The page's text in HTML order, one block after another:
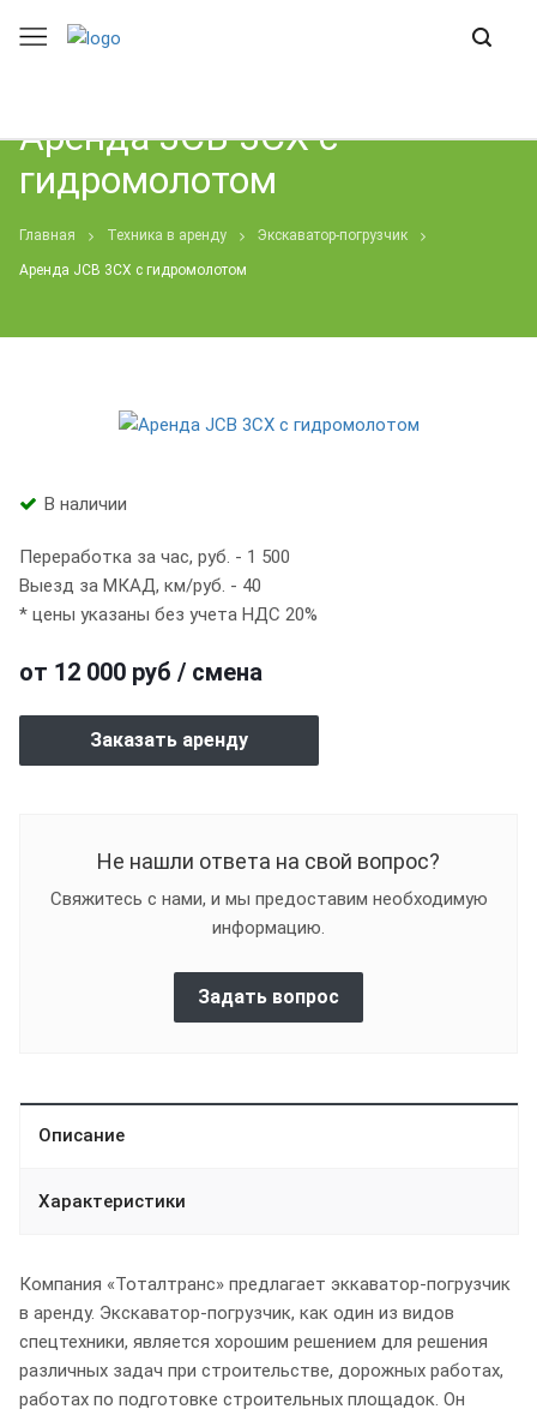
Аренда JCB 3CX с
гидромолотом
Главная Техника в аренду Экскаватор-погрузчик
Аренда JCB 3CX с гидромолотом
В наличии
Переработка за час, руб. - 1 500
Выезд за МКАД, км/руб. - 40
* цены указаны без учета НДС 20%
от 12 000 руб / смена
Заказать аренду
Не нашли ответа на свой вопрос?
Свяжитесь с нами, и мы предоставим необходимую
информацию.
Задать вопрос
Описание
Характеристики
Компания «Тоталтранс» предлагает эккаватор-погрузчик
в аренду. Экскаватор-погрузчик, как один из видов
спецтехники, является хорошим решением для решения
различных задач при строительстве, дорожных работах,
работах по подготовке строительных площадок. Он